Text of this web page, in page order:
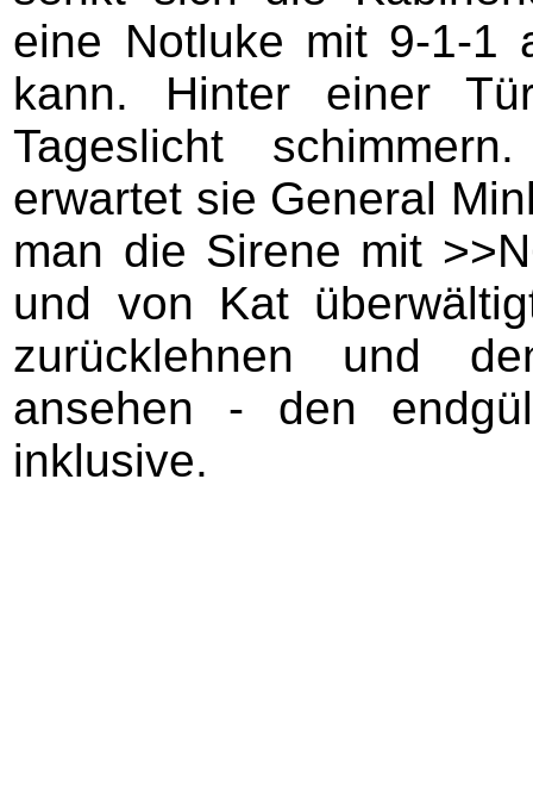
eine Notluke mit 9-1-1
kann. Hinter einer
Tageslicht
erwartet sie General
man die Sirene mit
und von Kat
zurücklehnen und
ansehen - den
inklusive.